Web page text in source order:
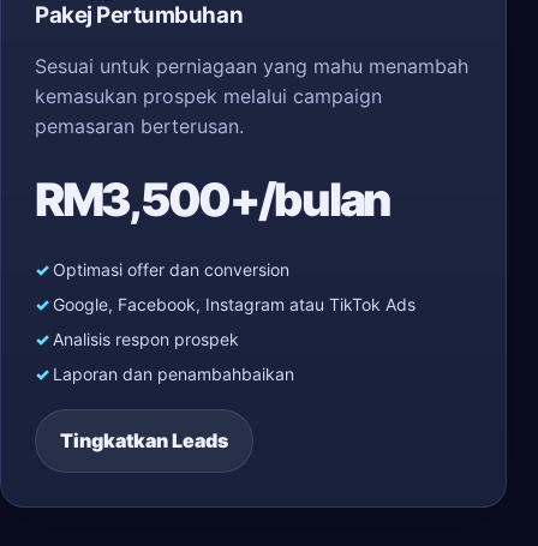
Pakej Pertumbuhan
Sesuai untuk perniagaan yang mahu menambah
kemasukan prospek melalui campaign
pemasaran berterusan.
RM3,500+/bulan
Optimasi offer dan conversion
Google, Facebook, Instagram atau TikTok Ads
Analisis respon prospek
Laporan dan penambahbaikan
Tingkatkan Leads